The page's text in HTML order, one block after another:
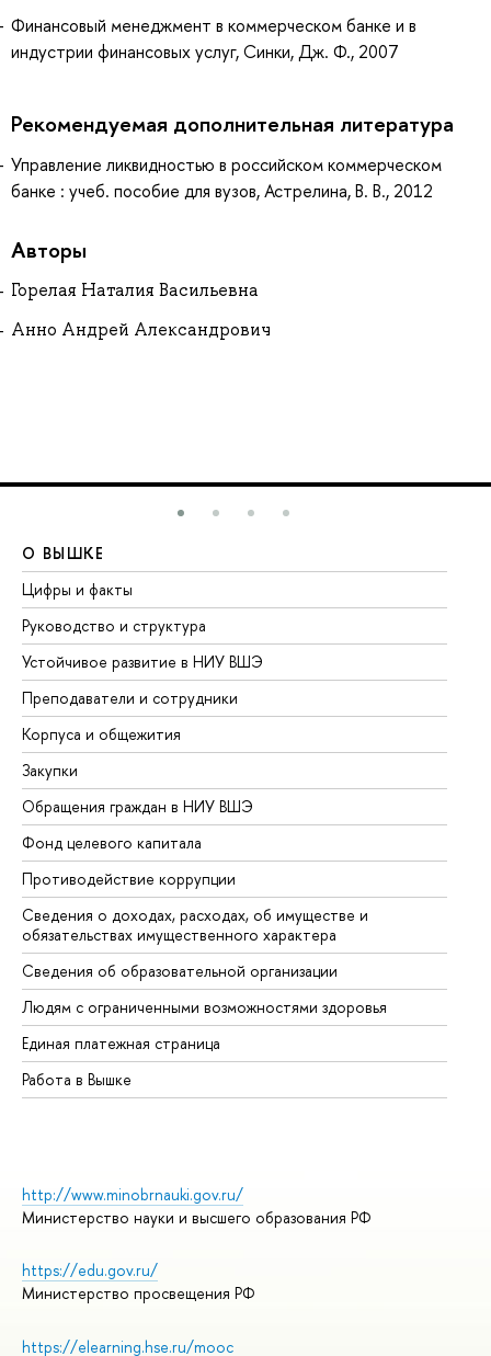
Финансовый менеджмент в коммерческом банке и в
индустрии финансовых услуг, Синки, Дж. Ф., 2007
Рекомендуемая дополнительная литература
Управление ликвидностью в российском коммерческом
банке : учеб. пособие для вузов, Астрелина, В. В., 2012
Авторы
Горелая Наталия Васильевна
Анно Андрей Александрович
О ВЫШКЕ
Цифры и факты
Руководство и структура
Устойчивое развитие в НИУ ВШЭ
Преподаватели и сотрудники
Корпуса и общежития
Закупки
Обращения граждан в НИУ ВШЭ
Фонд целевого капитала
Противодействие коррупции
Сведения о доходах, расходах, об имуществе и
обязательствах имущественного характера
Сведения об образовательной организации
Людям с ограниченными возможностями здоровья
Единая платежная страница
Работа в Вышке
http://www.minobrnauki.gov.ru/
Министерство науки и высшего образования РФ
https://edu.gov.ru/
Министерство просвещения РФ
https://elearning.hse.ru/mooc